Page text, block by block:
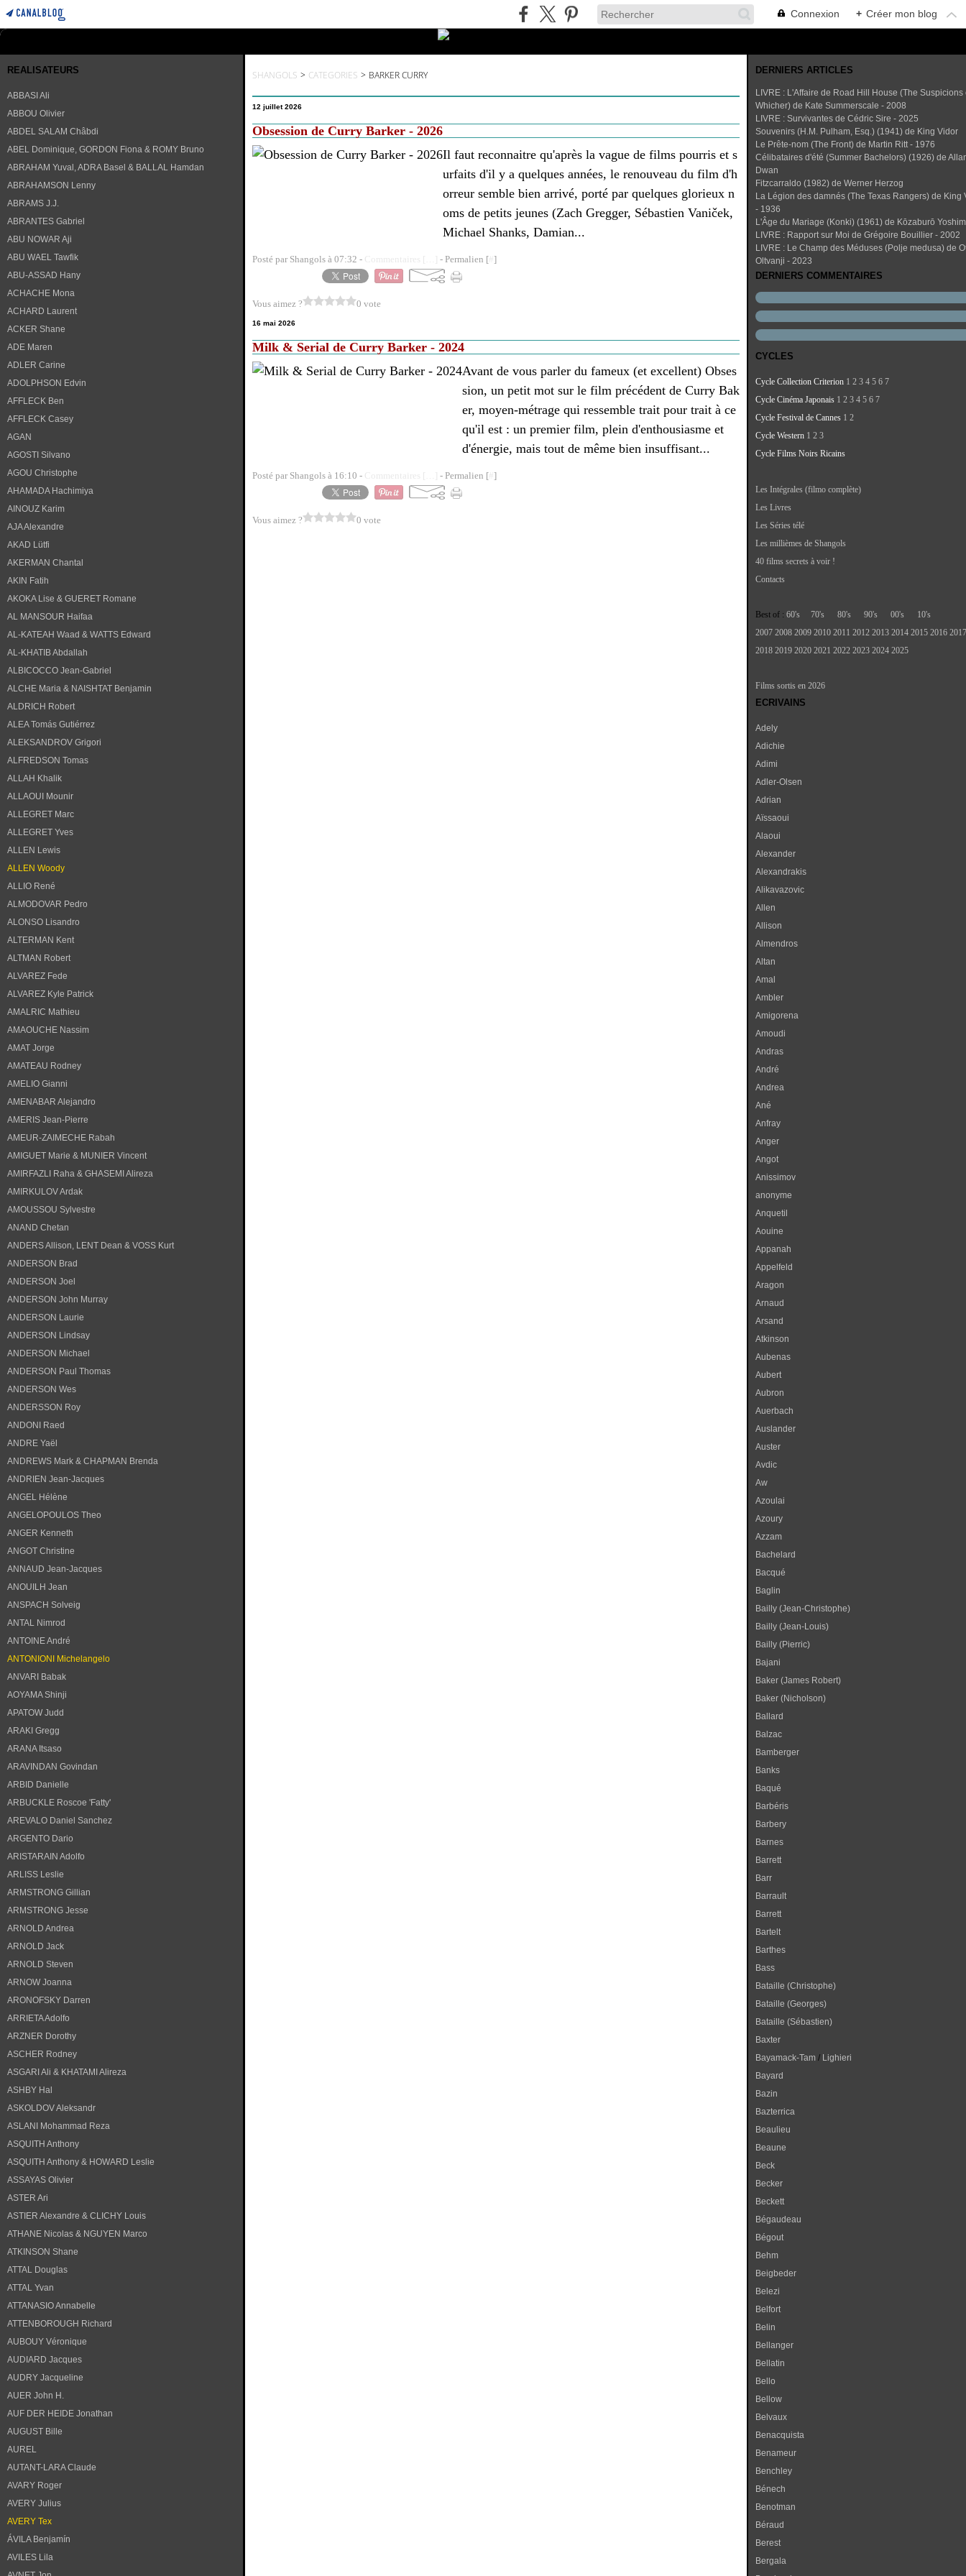
Connexion + Créer mon blog
REALISATEURS
ABBASI Ali
ABBOU Olivier
ABDEL SALAM Châbdi
ABEL Dominique, GORDON Fiona & ROMY Bruno
ABRAHAM Yuval, ADRA Basel & BALLAL Hamdan
ABRAHAMSON Lenny
ABRAMS J.J.
ABRANTES Gabriel
ABU NOWAR Aji
ABU WAEL Tawfik
ABU-ASSAD Hany
ACHACHE Mona
ACHARD Laurent
ACKER Shane
ADE Maren
ADLER Carine
ADOLPHSON Edvin
AFFLECK Ben
AFFLECK Casey
AGAN
AGOSTI Silvano
AGOU Christophe
AHAMADA Hachimiya
AINOUZ Karim
AJA Alexandre
AKAD Lütfi
AKERMAN Chantal
AKIN Fatih
AKOKA Lise & GUERET Romane
AL MANSOUR Haifaa
AL-KATEAH Waad & WATTS Edward
AL-KHATIB Abdallah
ALBICOCCO Jean-Gabriel
ALCHE Maria & NAISHTAT Benjamin
ALDRICH Robert
ALEA Tomás Gutiérrez
ALEKSANDROV Grigori
ALFREDSON Tomas
ALLAH Khalik
ALLAOUI Mounir
ALLEGRET Marc
ALLEGRET Yves
ALLEN Lewis
ALLEN Woody
ALLIO René
ALMODOVAR Pedro
ALONSO Lisandro
ALTERMAN Kent
ALTMAN Robert
ALVAREZ Fede
ALVAREZ Kyle Patrick
AMALRIC Mathieu
AMAOUCHE Nassim
AMAT Jorge
AMATEAU Rodney
AMELIO Gianni
AMENABAR Alejandro
AMERIS Jean-Pierre
AMEUR-ZAIMECHE Rabah
AMIGUET Marie & MUNIER Vincent
AMIRFAZLI Raha & GHASEMI Alireza
AMIRKULOV Ardak
AMOUSSOU Sylvestre
ANAND Chetan
ANDERS Allison, LENT Dean & VOSS Kurt
ANDERSON Brad
ANDERSON Joel
ANDERSON John Murray
ANDERSON Laurie
ANDERSON Lindsay
ANDERSON Michael
ANDERSON Paul Thomas
ANDERSON Wes
ANDERSSON Roy
ANDONI Raed
ANDRE Yaël
ANDREWS Mark & CHAPMAN Brenda
ANDRIEN Jean-Jacques
ANGEL Hélène
ANGELOPOULOS Theo
ANGER Kenneth
ANGOT Christine
ANNAUD Jean-Jacques
ANOUILH Jean
ANSPACH Solveig
ANTAL Nimrod
ANTOINE André
ANTONIONI Michelangelo
ANVARI Babak
AOYAMA Shinji
APATOW Judd
ARAKI Gregg
ARANA Itsaso
ARAVINDAN Govindan
ARBID Danielle
ARBUCKLE Roscoe 'Fatty'
AREVALO Daniel Sanchez
ARGENTO Dario
ARISTARAIN Adolfo
ARLISS Leslie
ARMSTRONG Gillian
ARMSTRONG Jesse
ARNOLD Andrea
ARNOLD Jack
ARNOLD Steven
ARNOW Joanna
ARONOFSKY Darren
ARRIETA Adolfo
ARZNER Dorothy
ASCHER Rodney
ASGARI Ali & KHATAMI Alireza
ASHBY Hal
ASKOLDOV Aleksandr
ASLANI Mohammad Reza
ASQUITH Anthony
ASQUITH Anthony & HOWARD Leslie
ASSAYAS Olivier
ASTER Ari
ASTIER Alexandre & CLICHY Louis
ATHANE Nicolas & NGUYEN Marco
ATKINSON Shane
ATTAL Douglas
ATTAL Yvan
ATTANASIO Annabelle
ATTENBOROUGH Richard
AUBOUY Véronique
AUDIARD Jacques
AUDRY Jacqueline
AUER John H.
AUF DER HEIDE Jonathan
AUGUST Bille
AUREL
AUTANT-LARA Claude
AVARY Roger
AVERY Julius
AVERY Tex
ÁVILA Benjamín
AVILES Lila
SHANGOLS > CATEGORIES > BARKER CURRY
12 juillet 2026
Obsession de Curry Barker - 2026
Il faut reconnaitre qu'après la vague de films pourris et s
urfaits d'il y a quelques années, le renouveau du film d'h
orreur semble bien arrivé, porté par quelques glorieux n
oms de petits jeunes (Zach Gregger, Sébastien Vaniček,
Michael Shanks, Damian...
Posté par Shangols à 07:32 - Commentaires [ - Permalien [ ]
Vous aimez ? 0 vote
16 mai 2026
Milk & Serial de Curry Barker - 2024
Avant de vous parler du fameux (et excellent) Obses
sion, un petit mot sur le film précédent de Curry Bak
er, moyen-métrage qui ressemble trait pour trait à ce
qu'il est : un premier film, plein d'enthousiasme et
d'énergie, mais tout de même bien insuffisant...
Posté par Shangols à 16:10 - Commentaires [ - Permalien [ ]
Vous aimez ? 0 vote
DERNIERS ARTICLES
LIVRE : L'Affaire de Road Hill House (The Suspicions
Whicher) de Kate Summerscale - 2008
LIVRE : Survivantes de Cédric Sire - 2025
Souvenirs (H.M. Pulham, Esq.) (1941) de King Vidor
Le Prête-nom (The Front) de Martin Ritt - 1976
Célibataires d'été (Summer Bachelors) (1926) de
Dwan
Fitzcarraldo (1982) de Werner Herzog
La Légion des damnés (The Texas Rangers) de King
- 1936
L'Âge du Mariage (Konki) (1961) de Kōzaburō
LIVRE : Rapport sur Moi de Grégoire Bouillier - 2002
LIVRE : Le Champ des Méduses (Polje medusa) de
Oltvanji - 2023
DERNIERS COMMENTAIRES
CYCLES
Cycle Collection Criterion 1 2 3 4 5 6 7
Cycle Cinéma Japonais 1 2 3 4 5 6 7
Cycle Festival de Cannes 1 2
Cycle Western 1 2 3
Cycle Films Noirs Ricains
Les Intégrales (filmo complète)
Les Livres
Les Séries télé
Les millièmes de Shangols
40 films secrets à voir !
Contacts
Best of : 60's 70's 80's 90's 00's
10's
2007 2008 2009 2010 2011 2012 2013 2014 2015 2016 2017
2018 2019 2020 2021 2022 2023 2024 2025
Films sortis en 2026
ECRIVAINS
Adely
Adichie
Adimi
Adler-Olsen
Adrian
Aïssaoui
Alaoui
Alexander
Alexandrakis
Alikavazovic
Allen
Allison
Almendros
Altan
Amal
Ambler
Amigorena
Amoudi
Andras
André
Andrea
Ané
Anfray
Anger
Angot
Anissimov
anonyme
Anquetil
Aouine
Appanah
Appelfeld
Aragon
Arnaud
Arsand
Atkinson
Aubenas
Aubert
Aubron
Auerbach
Auslander
Auster
Avdic
Aw
Azoulai
Azoury
Azzam
Bachelard
Bacqué
Baglin
Bailly (Jean-Christophe)
Bailly (Jean-Louis)
Bailly (Pierric)
Bajani
Baker (James Robert)
Baker (Nicholson)
Ballard
Balzac
Bamberger
Banks
Baqué
Barbéris
Barbery
Barnes
Barrett
Barr
Barrault
Barrett
Bartelt
Barthes
Bass
Bataille (Christophe)
Bataille (Georges)
Bataille (Sébastien)
Baxter
Bayamack-Tam / Lighieri
Bayard
Bazin
Bazterrica
Beaulieu
Beaune
Beck
Becker
Beckett
Bégaudeau
Bégout
Behm
Beigbeder
Belezi
Belfort
Belin
Bellanger
Bellatin
Bello
Bellow
Belvaux
Benacquista
Benameur
Benchley
Bénech
Benotman
Béraud
Berest
Bergala